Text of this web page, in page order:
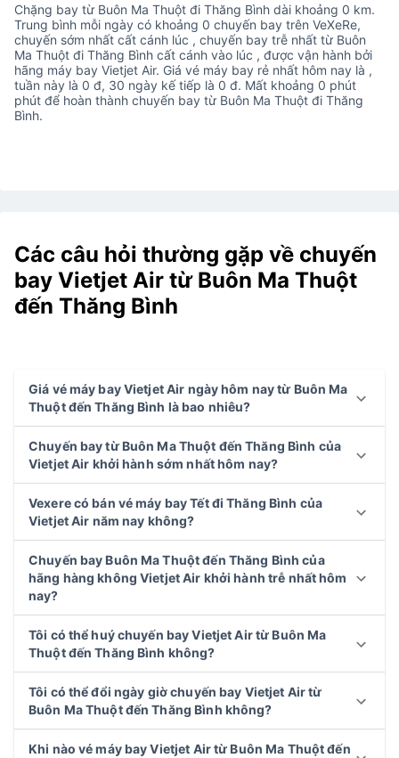
Chặng bay từ Buôn Ma Thuột đi Thăng Bình dài khoảng 0 km.
Trung bình mỗi ngày có khoảng 0 chuyến bay trên VeXeRe,
chuyến sớm nhất cất cánh lúc , chuyến bay trễ nhất từ Buôn
Ma Thuột đi Thăng Bình cất cánh vào lúc , được vận hành bởi
hãng máy bay Vietjet Air. Giá vé máy bay rẻ nhất hôm nay là ,
tuần này là 0 đ, 30 ngày kế tiếp là 0 đ. Mất khoảng 0 phút
phút để hoàn thành chuyến bay từ Buôn Ma Thuột đi Thăng
Bình.
Các câu hỏi thường gặp về chuyến
bay Vietjet Air từ Buôn Ma Thuột
đến Thăng Bình
Giá vé máy bay Vietjet Air ngày hôm nay từ Buôn Ma
Thuột đến Thăng Bình là bao nhiêu?
Chuyến bay từ Buôn Ma Thuột đến Thăng Bình của
Vietjet Air khởi hành sớm nhất hôm nay?
Vexere có bán vé máy bay Tết đi Thăng Bình của
Vietjet Air năm nay không?
Chuyến bay Buôn Ma Thuột đến Thăng Bình của
hãng hàng không Vietjet Air khởi hành trễ nhất hôm
nay?
Tôi có thể huý chuyến bay Vietjet Air từ Buôn Ma
Thuột đến Thăng Bình không?
Tôi có thể đổi ngày giờ chuyến bay Vietjet Air từ
Buôn Ma Thuột đến Thăng Bình không?
Khi nào vé máy bay Vietjet Air từ Buôn Ma Thuột đến